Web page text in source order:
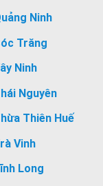
Ninh
Trăng
Ninh
Nguyên
Thiên Huế
Vinh
Long